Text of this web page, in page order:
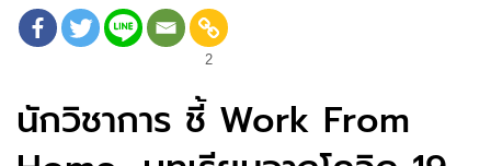
2
นักวิชาการ ชี้ Work From